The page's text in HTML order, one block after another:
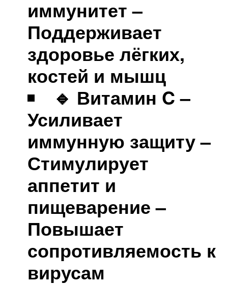
иммунитет –
Поддерживает
здоровье лёгких,
костей и мышц
🔹 Витамин C –
Усиливает
иммунную защиту –
Стимулирует
аппетит и
пищеварение –
Повышает
сопротивляемость к
вирусам